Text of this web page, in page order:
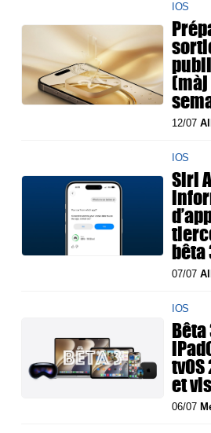
IOS
12/07
IOS
Siri
bêta
07/07
IOS
Bêta
et
06/07